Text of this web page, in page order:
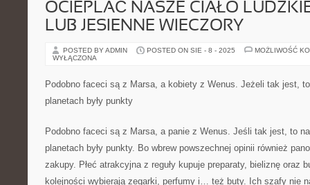
OCIEPLAĆ NASZE CIAŁO
LUB JESIENNE WIECZORY
POSTED BY ADMIN POSTED ON SIE - 8 - 2025
MOŻLIWOŚĆ
WYŁĄCZONA
Podobno faceci są z Marsa, a kobiety z Wenus. Jeżeli tak jest,
planetach były punkty
Podobno faceci są z Marsa, a panie z Wenus. Jeśli tak jest, to
planetach były punkty. Bo wbrew powszechnej opinii również
zakupy. Płeć atrakcyjna z reguły kupuje preparaty, bieliznę oraz
kolejności wybierają zegarki, perfumy i… też buty. Ich szafy nie